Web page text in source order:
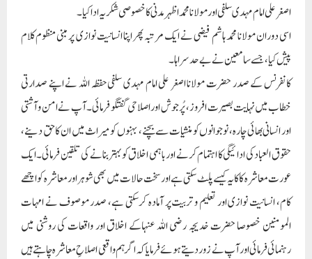
اصغر علی امام مہدی سلفی اور مولانا محمد اظہر مدنی کا خصوصی شکریہ ادا کیا۔
اسی دوران مولانا محمد ہاشم فیضی نے ایک مرتبہ پھر اپنا انسانیت نوازی پر مبنی منظوم کلام
پیش کیا، جسے سامعین نے بے حد سراہا۔
کانفرنس کے صدر حضرت مولانا اصغر علی امام مہدی سلفی حفظہ اللہ نے اپنے صدارتی
خطاب میں نہایت بصیرت افروز، پُرجوش اور اصلاحی گفتگو فرمائی۔ آپ نے امن و آشتی
اور انسانی بھائی چارہ، نوجوانوں کو منشیات سے بچنے، بہنوں کو میراث میں ان کا حق دینے،
حقوق العباد کی ادائیگی کا اہتمام کرنے اور باہمی اخلاق کو بہتر بنانے کی تلقین فرمائی۔ایک
عورت معاشرہ کا کایہ کیسے پلٹ سکتی ہے اور سخت حالات میں بھی شوہر اور معاشرہ کو اچھے
کام، انسانیت نوازی اور تعلیم و تربیت پر آمادہ کرسکتی ہے، صدر موصوف نے امہات
المومنین خصوصا حضرت خدیجہ رضی اللہ عنہاکے اخلاق اور واقعات کی روشنی میں
رہنمائی فرمائی اور آپ نے زور دیتے ہوئے فرمایا کہ اگر ہم واقعی اصلاحِ معاشرہ چاہتے ہیں